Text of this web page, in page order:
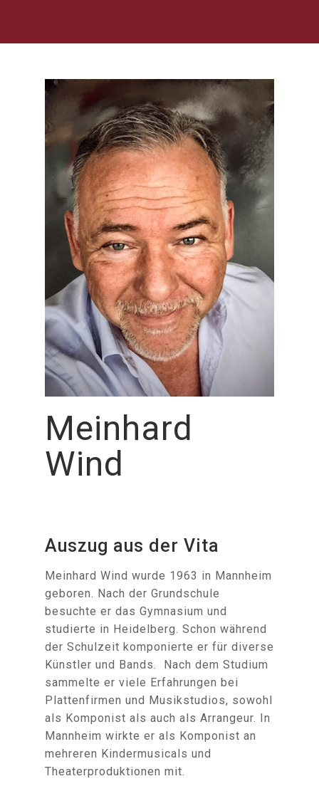
Meinhard
Wind
Auszug aus der Vita
Meinhard Wind wurde 1963 in Mannheim
geboren. Nach der Grundschule
besuchte er das Gymnasium und
studierte in Heidelberg. Schon während
der Schulzeit komponierte er für diverse
Künstler und Bands. Nach dem Studium
sammelte er viele Erfahrungen bei
Plattenfirmen und Musikstudios, sowohl
als Komponist als auch als Arrangeur. In
Mannheim wirkte er als Komponist an
mehreren Kindermusicals und
Theaterproduktionen mit.